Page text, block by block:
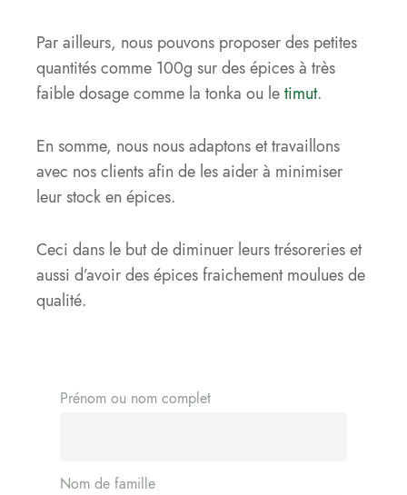
Par ailleurs, nous pouvons proposer des petites
quantités comme 100g sur des épices à très
faible dosage comme la tonka ou letimut.
En somme, nous nous adaptons et travaillons
avec nos clients afin de les aider à minimiser
leur stock en épices.
Ceci dans le but de diminuer leurs trésoreries et
aussi d’avoir des épices fraichement moulues de
qualité.
Prénom ou nom complet
Nom de famille